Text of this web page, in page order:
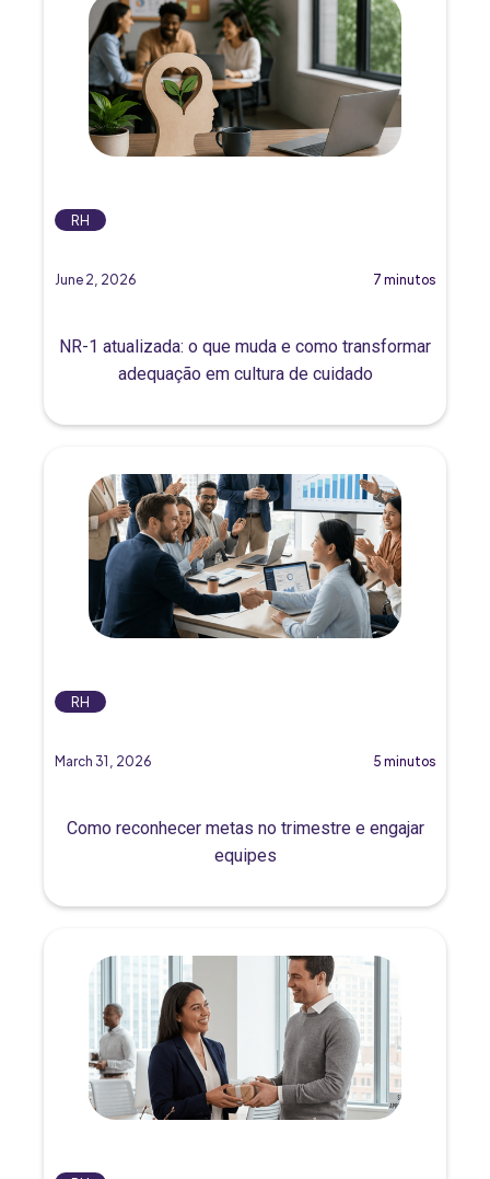
RH
June 2, 2026 7 minutos
NR-1 atualizada: o que muda e como transformar
adequação em cultura de cuidado
RH
March 31, 2026 5 minutos
Como reconhecer metas no trimestre e engajar
equipes